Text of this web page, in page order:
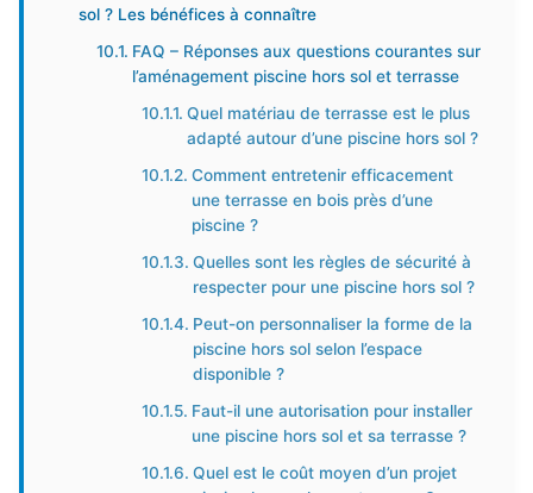
sol ? Les bénéfices à connaître
FAQ – Réponses aux questions courantes sur
l’aménagement piscine hors sol et terrasse
Quel matériau de terrasse est le plus
adapté autour d’une piscine hors sol ?
Comment entretenir efficacement
une terrasse en bois près d’une
piscine ?
Quelles sont les règles de sécurité à
respecter pour une piscine hors sol ?
Peut-on personnaliser la forme de la
piscine hors sol selon l’espace
disponible ?
Faut-il une autorisation pour installer
une piscine hors sol et sa terrasse ?
Quel est le coût moyen d’un projet